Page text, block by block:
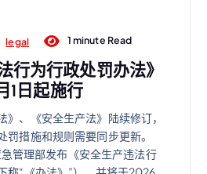
legal 1 minute Read
行为行政处罚办法》
1日起施行
》、《安全生产法》陆续修订，
罚措施和规则需要同步更新。
管理部发布《安全生产违法行